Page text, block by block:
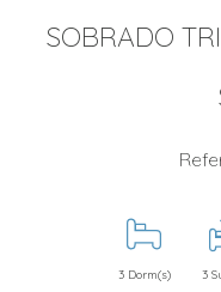
SOBRADO
3 Dorm(s) 3